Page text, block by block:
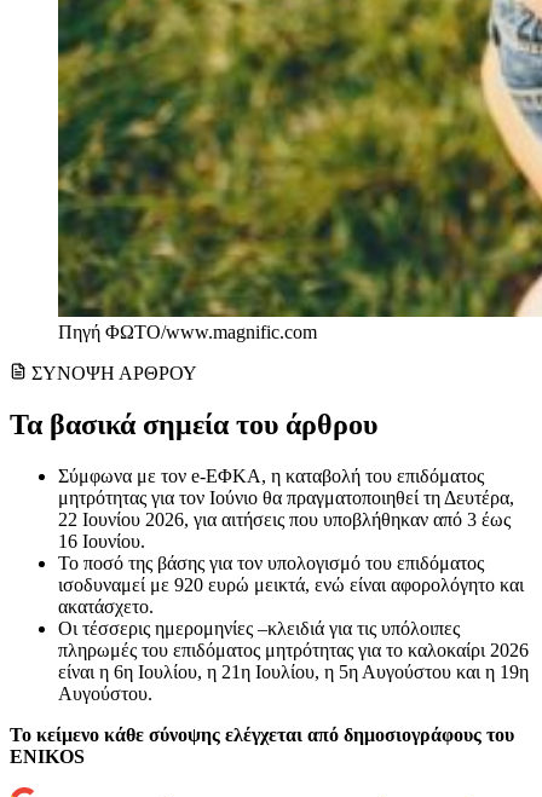
Πηγή ΦΩΤΟ/www.magnific.com
ΣΥΝΟΨΗ ΑΡΘΡΟΥ
Τα βασικά σημεία του άρθρου
Σύμφωνα με τον e-ΕΦΚΑ, η καταβολή του επιδόματος
μητρότητας για τον Ιούνιο θα πραγματοποιηθεί τη Δευτέρα,
22 Ιουνίου 2026, για αιτήσεις που υποβλήθηκαν από 3 έως
16 Ιουνίου.
Το ποσό της βάσης για τον υπολογισμό του επιδόματος
ισοδυναμεί με 920 ευρώ μεικτά, ενώ είναι αφορολόγητο και
ακατάσχετο.
Οι τέσσερις ημερομηνίες –κλειδιά για τις υπόλοιπες
πληρωμές του επιδόματος μητρότητας για το καλοκαίρι 2026
είναι η 6η Ιουλίου, η 21η Ιουλίου, η 5η Αυγούστου και η 19η
Αυγούστου.
Το κείμενο κάθε σύνοψης ελέγχεται από δημοσιογράφους του
ENIKOS